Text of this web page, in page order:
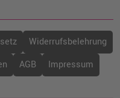
shopping_cart
Widerrufsbelehrung
AGB Impressum